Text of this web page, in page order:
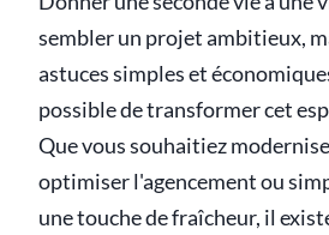
sembler un projet ambitieux,
astuces simples et
possible de transformer cet
Que vous souhaitiez
optimiser l'agencement ou
une touche de fraîcheur, il